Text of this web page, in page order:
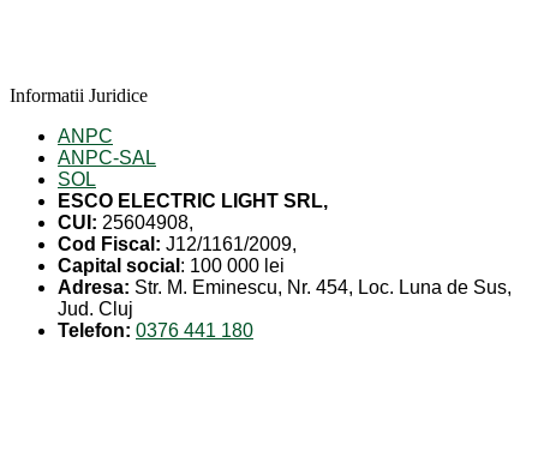
Informatii Juridice
ANPC
ANPC-SAL
SOL
ESCO ELECTRIC LIGHT SRL,
CUI: 25604908,
Cod Fiscal: J12/1161/2009,
Capital social : 100 000 lei
Adresa: Str. M. Eminescu, Nr. 454, Loc. Luna de Sus,
Jud. Cluj
Telefon: 0376 441 180